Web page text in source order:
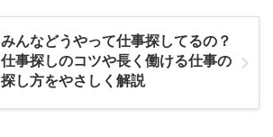
みんなどうやって仕事探してるの？
仕事探しのコツや長く働ける仕事の
探し方をやさしく解説